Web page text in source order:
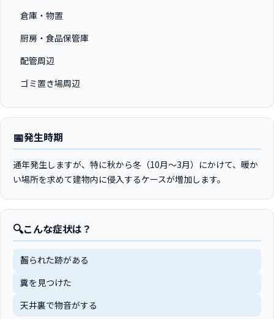
倉庫・物置
厨房・食品保管庫
配管周辺
ゴミ置き場周辺
📅発生時期
通年発生しますが、特に秋から冬（10月〜3月）にかけて、暖か
い場所を求めて建物内に侵入するケースが増加します。
🔍こんな症状は？
齧られた跡がある
糞を見つけた
天井裏で物音がする